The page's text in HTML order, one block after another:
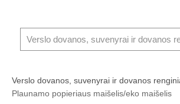
Verslo dovanos, suvenyrai ir dovanos
Verslo dovanos, suvenyrai ir dovanos
Plaunamo popieriaus maišelis/eko maišelis